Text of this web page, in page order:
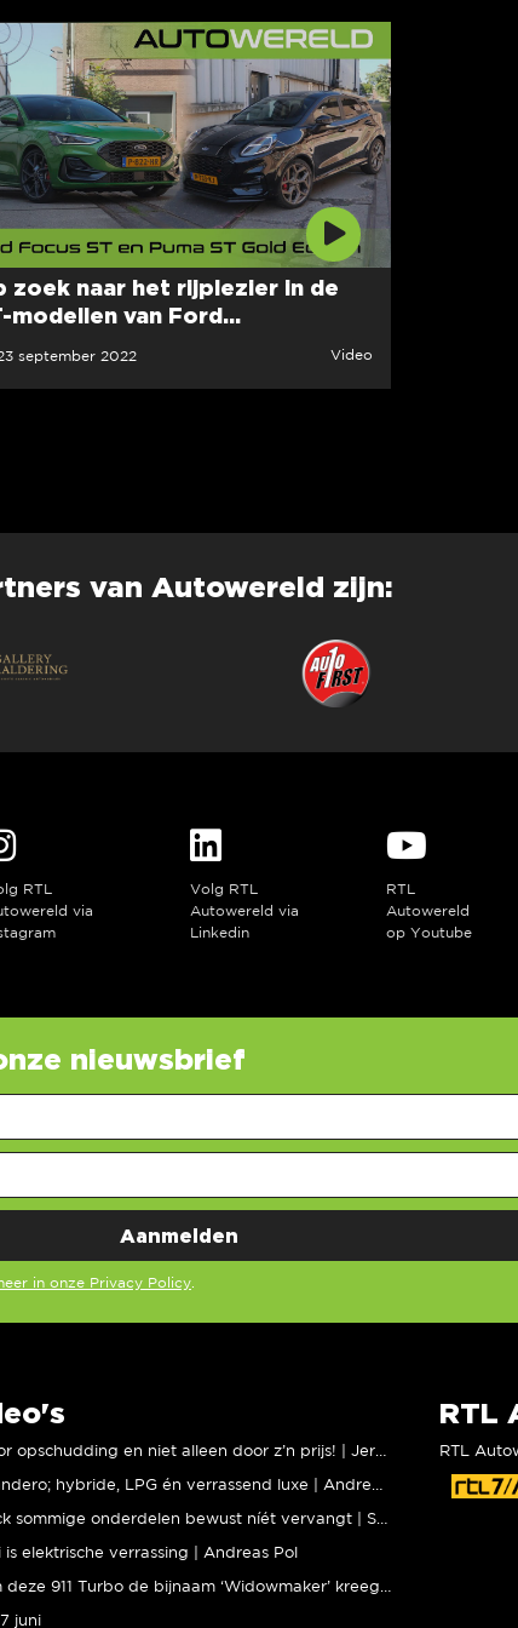
zoek naar het rijplezier in de
modellen van Ford...
september 2022 Video
van Autowereld zijn:
RTL
via
Volg RTL
Autowereld via
Linkedin
RTL
Autowereld
op Youtube
nieuwsbrief
in onze Privacy Policy
is elektrische verrassing | Andreas Pol
juni
RTL
RTL